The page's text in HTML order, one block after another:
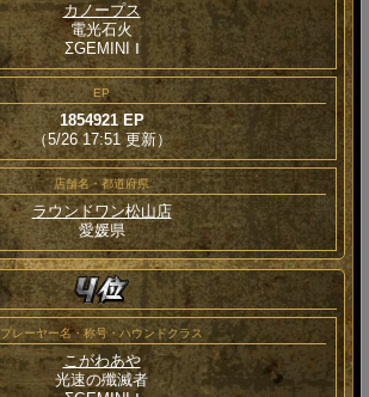
カノープス
電光石火
ΣGEMINI Ⅰ
EP
1854921 EP
（5/26 17:51 更新）
店舗名・都道府県
ラウンドワン松山店
愛媛県
プレーヤー名・称号・ハウンドクラス
こがわあや
光速の殲滅者